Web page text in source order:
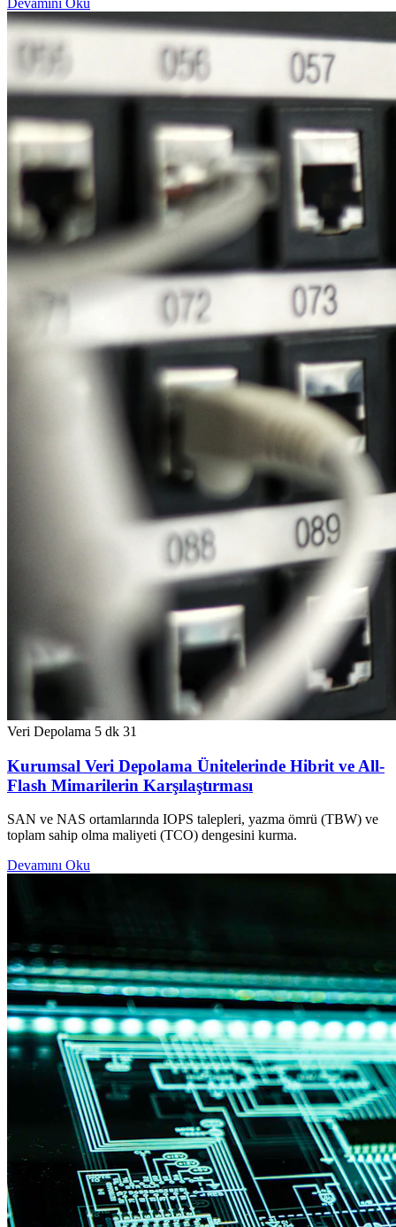
Veri Depolama 5 dk 31
Kurumsal Veri Depolama Ünitelerinde Hibrit ve All-
Flash Mimarilerin Karşılaştırması
SAN ve NAS ortamlarında IOPS talepleri, yazma ömrü (TBW) ve
toplam sahip olma maliyeti (TCO) dengesini kurma.
Devamını Oku